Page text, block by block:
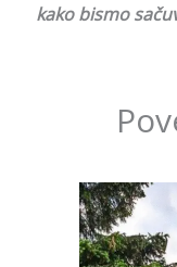
kako bismo